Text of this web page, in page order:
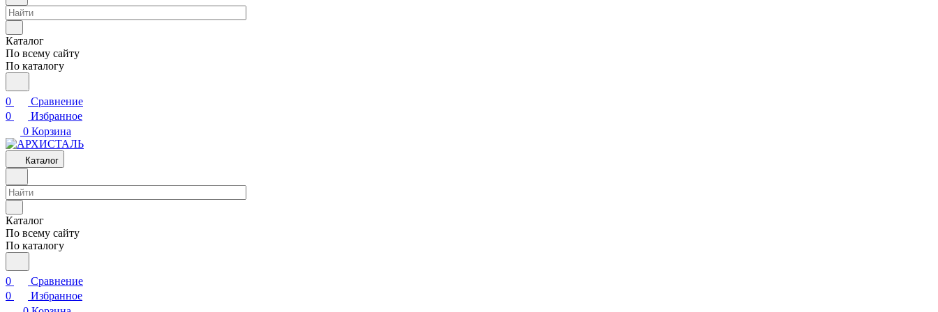
Каталог
По всему сайту
По каталогу
0
Сравнение
0
Избранное
0 Корзина
Каталог
Каталог
По всему сайту
По каталогу
0
Сравнение
0
Избранное